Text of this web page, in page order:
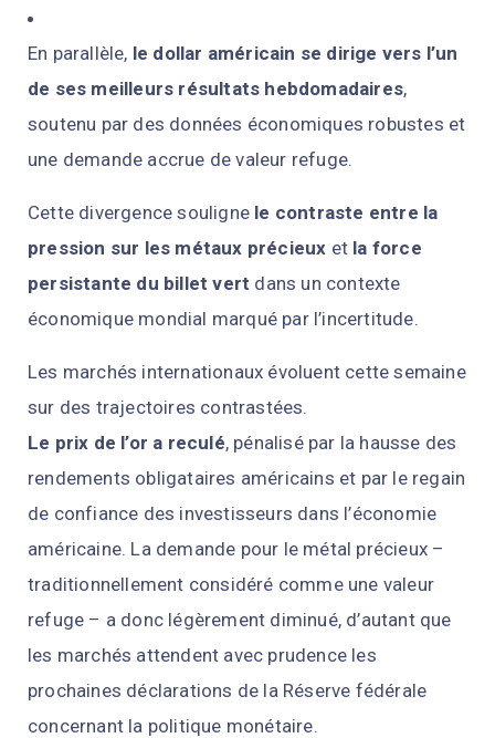
En parallèle, le dollar américain se dirige vers l’un
de ses meilleurs résultats hebdomadaires,
soutenu par des données économiques robustes et
une demande accrue de valeur refuge.
Cette divergence souligne le contraste entre la
pression sur les métaux précieux et la force
persistante du billet vert dans un contexte
économique mondial marqué par l’incertitude.
Les marchés internationaux évoluent cette semaine
sur des trajectoires contrastées.
Le prix de l’or a reculé, pénalisé par la hausse des
rendements obligataires américains et par le regain
de confiance des investisseurs dans l’économie
américaine. La demande pour le métal précieux –
traditionnellement considéré comme une valeur
refuge – a donc légèrement diminué, d’autant que
les marchés attendent avec prudence les
prochaines déclarations de la Réserve fédérale
concernant la politique monétaire.